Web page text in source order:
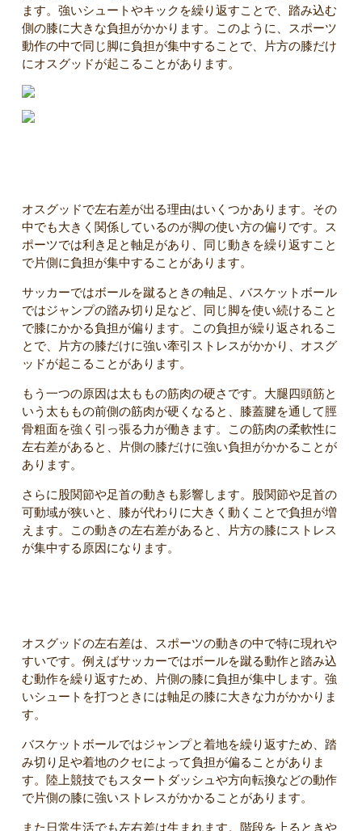
ます。強いシュートやキックを繰り返すことで、踏み込む
側の膝に大きな負担がかかります。このように、スポーツ
動作の中で同じ脚に負担が集中することで、片方の膝だけ
にオスグッドが起こることがあります。
オスグッドで左右差が出る理由はいくつかあります。その
中でも大きく関係しているのが脚の使い方の偏りです。ス
ポーツでは利き足と軸足があり、同じ動きを繰り返すこと
で片側に負担が集中することがあります。
サッカーではボールを蹴るときの軸足、バスケットボール
ではジャンプの踏み切り足など、同じ脚を使い続けること
で膝にかかる負担が偏ります。この負担が繰り返されるこ
とで、片方の膝だけに強い牽引ストレスがかかり、オスグ
ッドが起こることがあります。
もう一つの原因は太ももの筋肉の硬さです。大腿四頭筋と
いう太ももの前側の筋肉が硬くなると、膝蓋腱を通して脛
骨粗面を強く引っ張る力が働きます。この筋肉の柔軟性に
左右差があると、片側の膝だけに強い負担がかかることが
あります。
さらに股関節や足首の動きも影響します。股関節や足首の
可動域が狭いと、膝が代わりに大きく動くことで負担が増
えます。この動きの左右差があると、片方の膝にストレス
が集中する原因になります。
オスグッドの左右差は、スポーツの動きの中で特に現れや
すいです。例えばサッカーではボールを蹴る動作と踏み込
む動作を繰り返すため、片側の膝に負担が集中します。強
いシュートを打つときには軸足の膝に大きな力がかかりま
す。
バスケットボールではジャンプと着地を繰り返すため、踏
み切り足や着地のクセによって負担が偏ることがありま
す。陸上競技でもスタートダッシュや方向転換などの動作
で片側の膝に強いストレスがかかることがあります。
また日常生活でも左右差は生まれます。階段を上るときや